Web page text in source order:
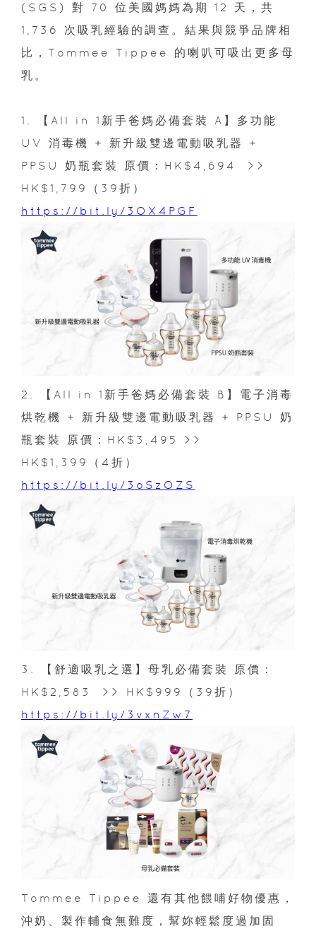
(SGS) 對 70 位美國媽媽為期 12 天，共
1,736 次吸乳經驗的調查。結果與競爭品牌相
比，Tommee Tippee 的喇叭可吸出更多母
乳。
1. 【All in 1新手爸媽必備套裝 A】多功能
UV 消毒機 + 新升級雙邊電動吸乳器 +
PPSU 奶瓶套裝 原價：HK$4,694 >>
HK$1,799（39折）
https://bit.ly/3OX4PGF
2. 【All in 1新手爸媽必備套裝 B】電子消毒
烘乾機 + 新升級雙邊電動吸乳器 + PPSU 奶
瓶套裝 原價：HK$3,495 >>
HK$1,399（4折）
https://bit.ly/3oSzOZS
3. 【舒適吸乳之選】母乳必備套裝 原價：
HK$2,583 >> HK$999（39折）
https://bit.ly/3vxnZw7
Tommee Tippee 還有其他餵哺好物優惠，
沖奶、製作輔食無難度，幫妳輕鬆度過加固